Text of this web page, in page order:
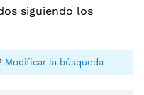
siguiendo los
Modificar la búsqueda